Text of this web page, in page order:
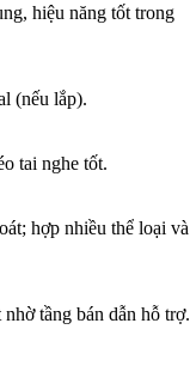
hiệu năng tốt trong
(nếu lắp).
tai nghe tốt.
hợp nhiều thể loại và
tầng bán dẫn hỗ trợ.